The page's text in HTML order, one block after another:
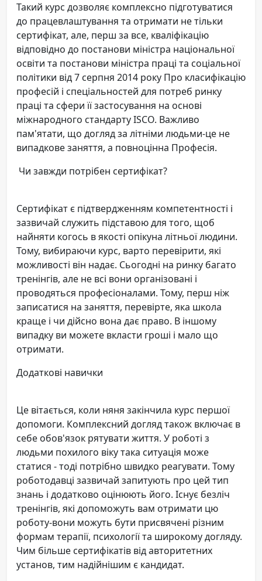
Такий курс дозволяє комплексно підготуватися
до працевлаштування та отримати не тільки
сертифікат, але, перш за все, кваліфікацію
відповідно до постанови міністра національної
освіти та постанови міністра праці та соціальної
політики від 7 серпня 2014 року Про класифікацію
професій і спеціальностей для потреб ринку
праці та сфери її застосування на основі
міжнародного стандарту ISCO. Важливо
пам'ятати, що догляд за літніми людьми-це не
випадкове заняття, а повноцінна Професія.
Чи завжди потрібен сертифікат?
Сертифікат є підтвердженням компетентності і
зазвичай служить підставою для того, щоб
найняти когось в якості опікуна літньої людини.
Тому, вибираючи курс, варто перевірити, які
можливості він надає. Сьогодні на ринку багато
тренінгів, але не всі вони організовані і
проводяться професіоналами. Тому, перш ніж
записатися на заняття, перевірте, яка школа
краще і чи дійсно вона дає право. В іншому
випадку ви можете вкласти гроші і мало що
отримати.
Додаткові навички
Це вітається, коли няня закінчила курс першої
допомоги. Комплексний догляд також включає в
себе обов'язок рятувати життя. У роботі з
людьми похилого віку така ситуація може
статися - тоді потрібно швидко реагувати. Тому
роботодавці зазвичай запитують про цей тип
знань і додатково оцінюють його. Існує безліч
тренінгів, які допоможуть вам отримати цю
роботу-вони можуть бути присвячені різним
формам терапії, психології та широкому догляду.
Чим більше сертифікатів від авторитетних
установ, тим надійнішим є кандидат.